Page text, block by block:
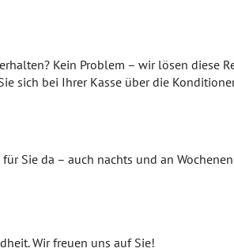
Kein Problem – wir lösen diese
sich bei Ihrer Kasse über die
Sie da – auch nachts und an
Wir freuen uns auf Sie!